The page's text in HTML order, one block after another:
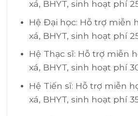
xá, BHYT, sinh hoạt phí
Hệ Đại học: Hỗ trợ miễn
xá, BHYT, sinh hoạt phí
Hệ Thạc sĩ: Hỗ trợ miễn
xá, BHYT, sinh hoạt phí
Hệ Tiến sĩ: Hỗ trợ miễn
xá, BHYT, sinh hoạt phí